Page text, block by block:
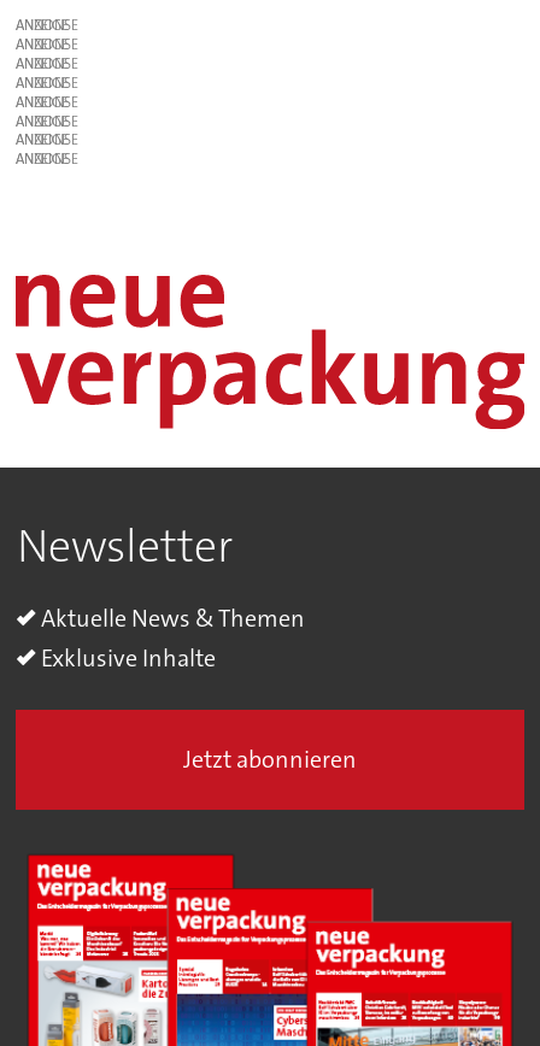
ANZEIGE
ANZEIGE
ANZEIGE
ANZEIGE
ANZEIGE
ANZEIGE
ANZEIGE
ANZEIGE
Newsletter
Aktuelle News & Themen
Exklusive Inhalte
Jetzt abonnieren